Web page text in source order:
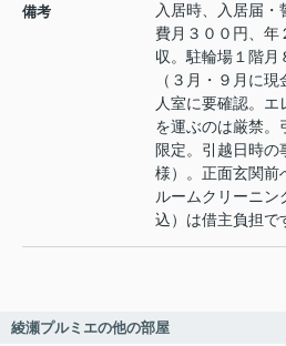
備考
入居時、入居届・
費月３００円、年
収。駐輪場１階月
（３月・９月に
人室に要確認。
を運ぶのは厳禁。
限定。引越日時の
様）。正面玄関
ルームクリーニン
込）は借主負担で
綾瀬プルミエの他の部屋